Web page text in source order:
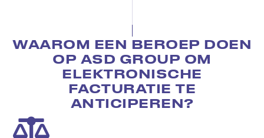
WAAROM EEN BEROEP DOEN
OP ASD GROUP OM
ELEKTRONISCHE
FACTURATIE TE
ANTICIPEREN?